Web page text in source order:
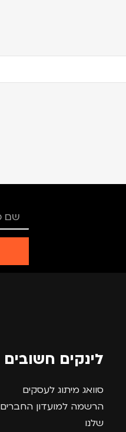
לינקים חשובים
סוואג מיתוג לעסקים
הרשמה למועדון החברים
שלנו